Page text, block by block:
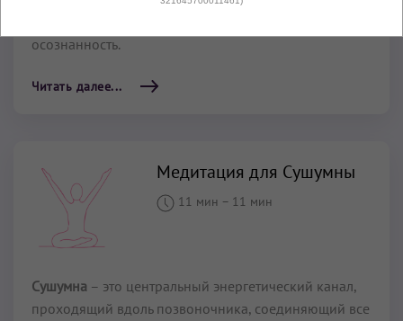
осознанность.
Читать далее...
Медитация для Сушумны
11 мин – 11 мин
Сушумна – это центральный энергетический канал,
проходящий вдоль позвоночника, соединяющий все